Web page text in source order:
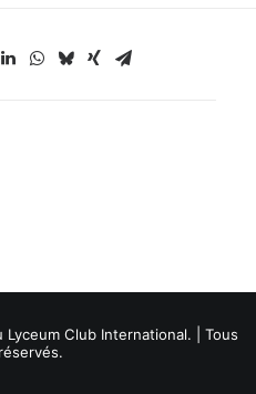
Club International. | Tous